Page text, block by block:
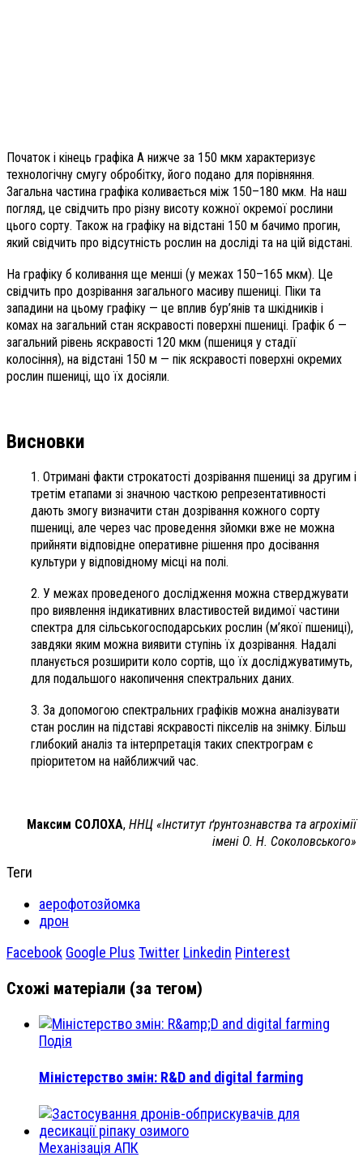
Початок і кінець графіка А нижче за 150 мкм характеризує
технологічну смугу обробітку, його подано для порівняння.
Загальна частина графіка коливається між 150–180 мкм. На наш
погляд, це свідчить про різну висоту кожної окремої рослини
цього сорту. Також на графіку на відстані 150 м бачимо прогин,
який свідчить про відсутність рослин на досліді та на цій відстані.
На графіку б коливання ще менші (у межах 150–165 мкм). Це
свідчить про дозрівання загального масиву пшениці. Піки та
западини на цьому графіку — це вплив бур’янів та шкідників і
комах на загальний стан яскравості поверхні пшениці. Графік б —
загальний рівень яскравості 120 мкм (пшениця у стадії
колосіння), на відстані 150 м — пік яскравості поверхні окремих
рослин пшениці, що їх досіяли.
Висновки
1. Отримані факти строкатості дозрівання пшениці за другим і
третім етапами зі значною часткою репрезентативності
дають змогу визначити стан дозрівання кожного сорту
пшениці, але через час проведення зйомки вже не можна
прийняти відповідне оперативне рішення про досівання
культури у відповідному місці на полі.
2. У межах проведеного дослідження можна стверджувати
про виявлення індикативних властивостей видимої частини
спектра для сільськогосподарських рослин (м’якої пшениці),
завдяки яким можна виявити ступінь їх дозрівання. Надалі
планується розширити коло сортів, що їх досліджуватимуть,
для подальшого накопичення спектральних даних.
3. За допомогою спектральних графіків можна аналізувати
стан рослин на підставі яскравості пікселів на знімку. Більш
глибокий аналіз та інтерпретація таких спектрограм є
пріоритетом на найближчий час.
Максим СОЛОХА, ННЦ «Інститут ґрунтознавства та агрохімії
імені О. Н. Соколовського»
Теги
аерофотозйомка
дрон
Facebook Google Plus Twitter Linkedin Pinterest
Схожі матеріали (за тегом)
Подія
Міністерство змін: R&D and digital farming
Механізація АПК